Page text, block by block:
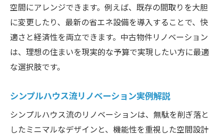
大阪のリノベーションランキング最新動向
リノベーション会社選びの実例比較ポイン
ト
モデルルーム見学で得られる具体的メリッ
ト
リノベーションの最新トレンドを大阪のモデル
最新リノベーショントレンドをモデルルー
空間にアレンジできます。例えば、既存の間取りを大胆
に変更したり、最新の省エネ設備を導入することで、快
適さと経済性を両立できます。中古物件リノベーション
は、理想の住まいを現実的な予算で実現したい方に最適
な選択肢です。
シンプルハウス流リノベーション実例解説
シンプルハウス流のリノベーションは、無駄を削ぎ落と
したミニマルなデザインと、機能性を重視した空間設計